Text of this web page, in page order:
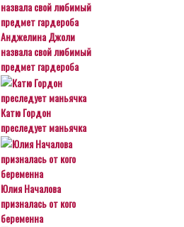
Анджелина Джоли
назвала свой любимый
предмет гардероба
Катю Гордон
преследует маньячка
Юлия Началова
призналась от кого
беременна